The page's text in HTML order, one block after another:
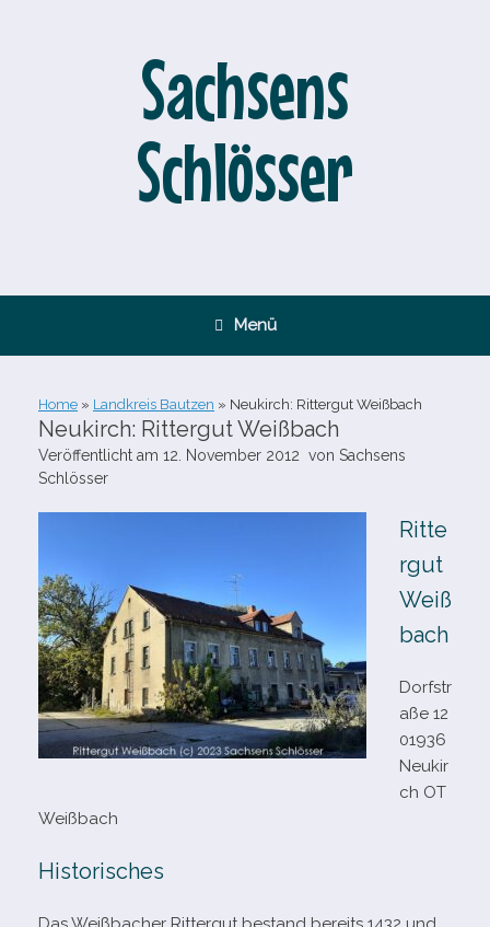
Sachsens
Schlösser
Menü
Home » Landkreis Bautzen » Neukirch: Rittergut Weißbach
Neukirch: Rittergut Weißbach
Veröffentlicht am 12. November 2012 von Sachsens
Schlösser
Ritte
rgut
Weiß
bach
Dorfstr
aße 12
01936
Neukir
ch OT
Weißbach
Historisches